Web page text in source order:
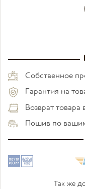
Собственное
Гарантия на
Возврат
Пошив по
Так же